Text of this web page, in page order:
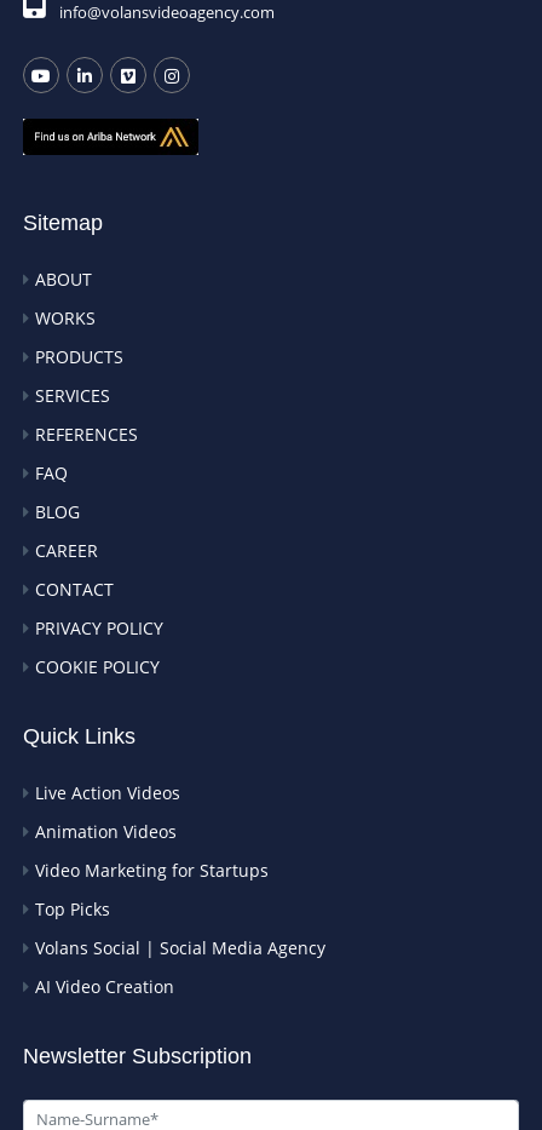
info@volansvideoagency.com
Sitemap
ABOUT
WORKS
PRODUCTS
SERVICES
REFERENCES
FAQ
BLOG
CAREER
CONTACT
PRIVACY POLICY
COOKIE POLICY
Quick Links
Live Action Videos
Animation Videos
Video Marketing for Startups
Top Picks
Volans Social | Social Media Agency
AI Video Creation
Newsletter Subscription